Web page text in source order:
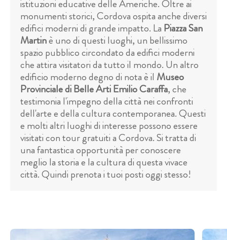
istituzioni educative delle Americhe. Oltre ai
monumenti storici, Cordova ospita anche diversi
edifici moderni di grande impatto. La Piazza San
Martinè uno di questi luoghi, un bellissimo
spazio pubblico circondato da edifici moderni
che attira visitatori da tutto il mondo. Un altro
edificio moderno degno di nota è il Museo
Provinciale di Belle Arti Emilio Caraffa, che
testimonia l'impegno della città nei confronti
dell'arte e della cultura contemporanea. Questi
e molti altri luoghi di interesse possono essere
visitati con tour gratuiti a Cordova. Si tratta di
una fantastica opportunità per conoscere
meglio la storia e la cultura di questa vivace
città. Quindi prenota i tuoi posti oggi stesso!